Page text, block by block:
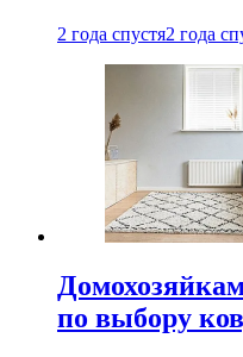
2 года спустя2 года
по выбору